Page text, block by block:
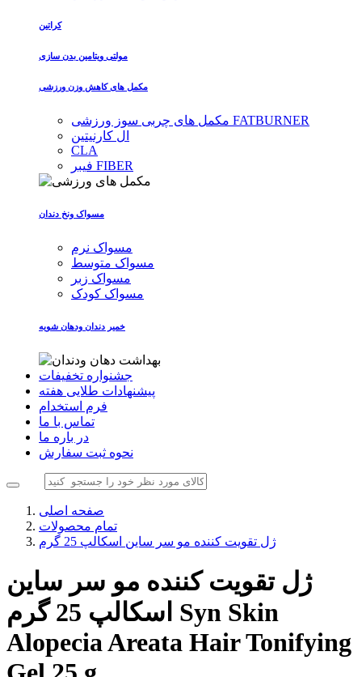
کراتین
مولتی ویتامین بدن سازی
مکمل های کاهش وزن ورزشی
مکمل های چربی سوز ورزشی FATBURNER
ال کارنیتین
CLA
فیبر FIBER
مسواک ونخ دندان
مسواک نرم
مسواک متوسط
مسواک زبر
مسواک کودک
خمیر دندان ودهان شویه
جشنواره تخفیفات
پیشنهادات طلایی هفته
فرم استخدام
تماس با ما
در باره ما
نحوه ثبت سفارش
صفحه اصلی
تمام محصولات
ژل تقویت کننده مو سر ساین اسکالپ 25 گرم
ژل تقویت کننده مو سر ساین
Syn Skin
Alopecia Areata Hair Tonifying